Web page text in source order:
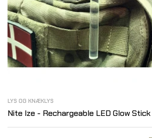
LYS OG KNÆKLYS
Nite Ize - Rechargeable LED Glow